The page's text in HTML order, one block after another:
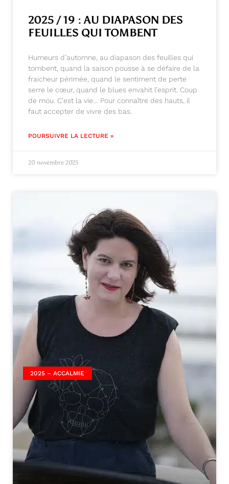
2025 / 19 : AU DIAPASON DES
FEUILLES QUI TOMBENT
Humeurs d’automne, au diapason des feuilles qui
tombent, quand la saison pousse à se défaire de la
fraicheur périmée, quand le sentiment de perte
serre le cœur, quand le blues envahit l’esprit. Coup
de mou. C’est la vie… Pour connaître des hauts, il
faut accepter de vivre des bas.
POURSUIVRE LA LECTURE »
20 novembre 2025
2025 – ACCALMIE